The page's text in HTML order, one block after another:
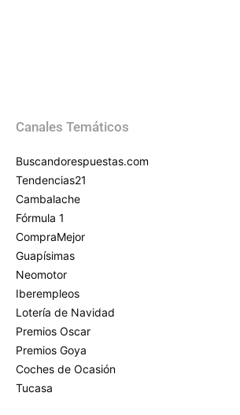
Canales Temáticos
Buscandorespuestas.com
Tendencias21
Cambalache
Fórmula 1
CompraMejor
Guapísimas
Neomotor
Iberempleos
Lotería de Navidad
Premios Oscar
Premios Goya
Coches de Ocasión
Tucasa